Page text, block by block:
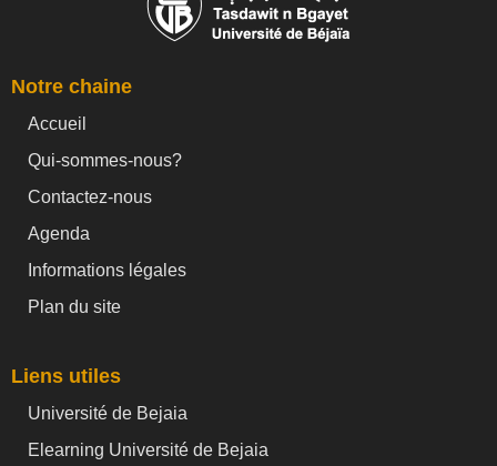
Notre chaine
Accueil
Qui-sommes-nous?
Contactez-nous
Agenda
Informations légales
Plan du site
Liens utiles
Université de Bejaia
Elearning Université de Bejaia